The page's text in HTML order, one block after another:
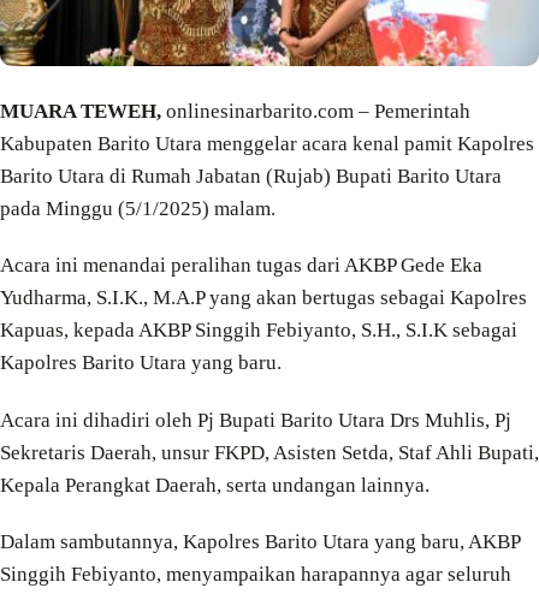
MUARA TEWEH, onlinesinarbarito.com – Pemerintah
Kabupaten Barito Utara menggelar acara kenal pamit Kapolres
Barito Utara di Rumah Jabatan (Rujab) Bupati Barito Utara
pada Minggu (5/1/2025) malam.
Acara ini menandai peralihan tugas dari AKBP Gede Eka
Yudharma, S.I.K., M.A.P yang akan bertugas sebagai Kapolres
Kapuas, kepada AKBP Singgih Febiyanto, S.H., S.I.K sebagai
Kapolres Barito Utara yang baru.
Acara ini dihadiri oleh Pj Bupati Barito Utara Drs Muhlis, Pj
Sekretaris Daerah, unsur FKPD, Asisten Setda, Staf Ahli Bupati,
Kepala Perangkat Daerah, serta undangan lainnya.
Dalam sambutannya, Kapolres Barito Utara yang baru, AKBP
Singgih Febiyanto, menyampaikan harapannya agar seluruh